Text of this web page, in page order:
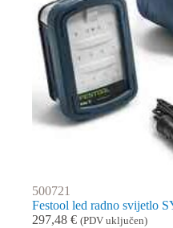
500721
Festool led radno svijetlo
297,48 € (PDV uključen)